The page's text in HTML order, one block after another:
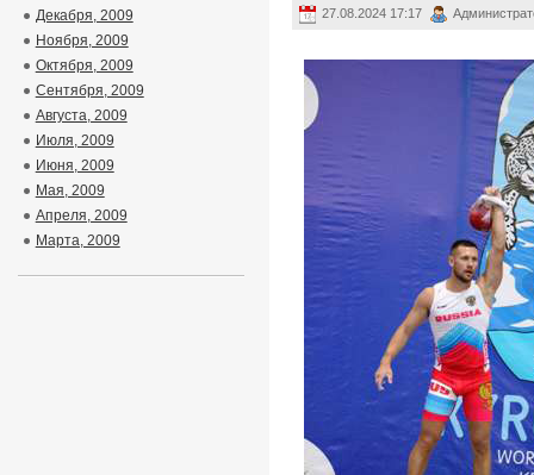
27.08.2024 17:17
Декабря, 2009
Ноября, 2009
Октября, 2009
Сентября, 2009
Августа, 2009
Июля, 2009
Июня, 2009
Мая, 2009
Апреля, 2009
Марта, 2009